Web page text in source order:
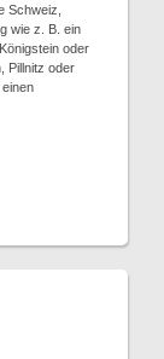
Schweiz,
wie z. B. ein
oder
Pillnitz oder